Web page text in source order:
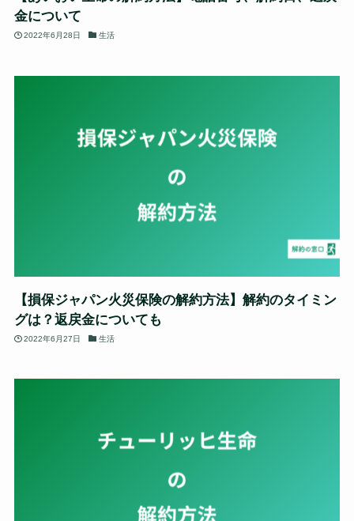
金について
2022年6月28日 生活
【損保ジャパン火災保険の解約方法】解約のタイミン
グは？返戻金についても
2022年6月27日 生活